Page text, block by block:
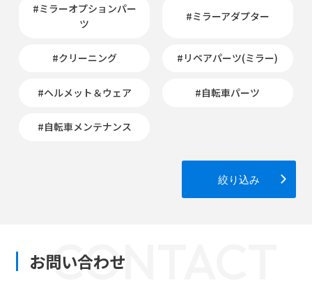
#ミラーオプションパー
ツ
#ミラーアダプター
#クリーニング #リペアパーツ(ミラー)
#ヘルメット＆ウェア #自転車パーツ
#自転車メンテナンス
絞り込み
CONTACT
お問い合わせ